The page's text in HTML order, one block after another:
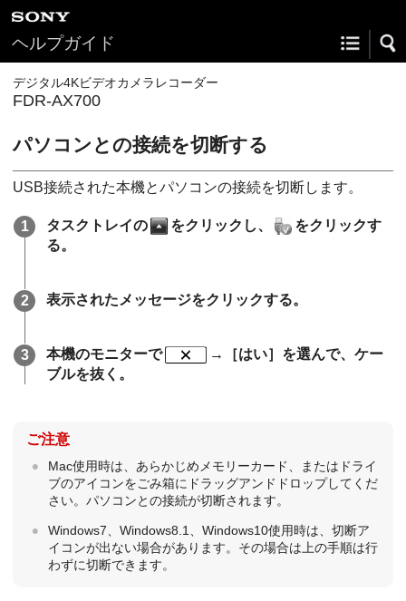
ヘルプガイド
デジタル4Kビデオカメラレコーダー
FDR-AX700
パソコンとの接続を切断する
USB接続された本機とパソコンの接続を切断します。
タスクトレイの をクリックし、
をクリックす
る。
表示されたメッセージをクリックする。
本機のモニターで
→［はい］を選んで、ケー
ブルを抜く。
ご注意
Mac使用時は、あらかじめメモリーカード、またはドライ
ブのアイコンをごみ箱にドラッグアンドドロップしてくだ
さい。パソコンとの接続が切断されます。
Windows7、Windows8.1、Windows10使用時は、切断ア
イコンが出ない場合があります。その場合は上の手順は行
わずに切断できます。